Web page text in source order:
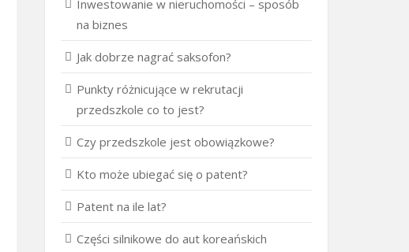
Inwestowanie w nieruchomości – sposób
na biznes
Jak dobrze nagrać saksofon?
Punkty różnicujące w rekrutacji
przedszkole co to jest?
Czy przedszkole jest obowiązkowe?
Kto może ubiegać się o patent?
Patent na ile lat?
Części silnikowe do aut koreańskich